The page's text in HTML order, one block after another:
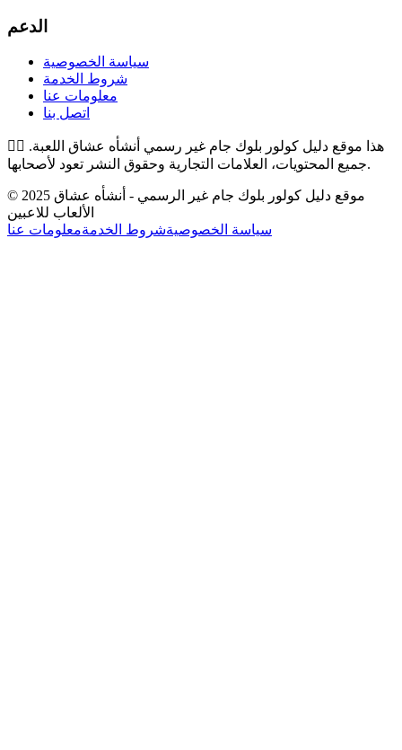
الدعم
سياسة الخصوصية
شروط الخدمة
معلومات عنا
اتصل بنا
👉🏻 هذا موقع دليل كولور بلوك جام غير رسمي أنشأه عشاق اللعبة.
جميع المحتويات، العلامات التجارية وحقوق النشر تعود لأصحابها.
© 2025 موقع دليل كولور بلوك جام غير الرسمي - أنشأه عشاق
الألعاب للاعبين
سياسة الخصوصيةشروط الخدمةمعلومات عنا